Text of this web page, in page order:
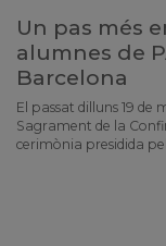
Un pas més
alumnes de
Barcelona
El passat dilluns 19 de
Sagrament de la
cerimònia presidida